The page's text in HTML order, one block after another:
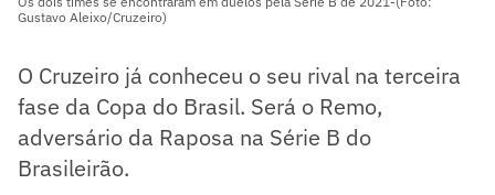
Gustavo Aleixo/Cruzeiro)
O Cruzeiro já conheceu o seu rival na terceira
fase da Copa do Brasil. Será o Remo,
adversário da Raposa na Série B do
Brasileirão.